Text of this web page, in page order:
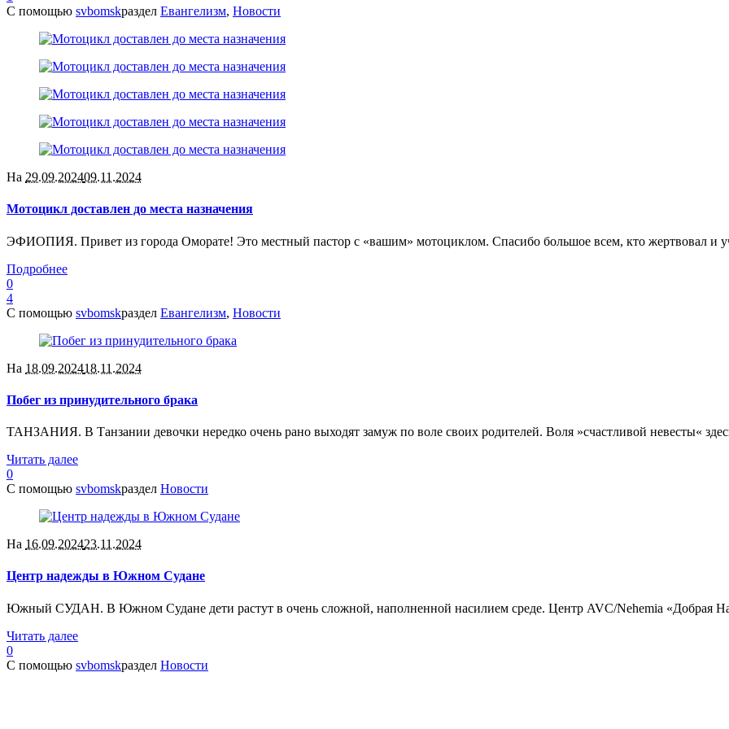
С помощью svbomskраздел Евангелизм, Новости
На 29.09.202409.11.2024
Мотоцикл доставлен до места назначения
ЭФИОПИЯ. Привет из города Оморате! Это местный пастор с «вашим» мотоциклом. Спасибо большое всем, кто жертвовал и
Подробнее
0
4
С помощью svbomskраздел Евангелизм, Новости
На 18.09.202418.11.2024
Побег из принудительного брака
ТАНЗАНИЯ. В Танзании девочки нередко очень рано выходят замуж по воле своих родителей. Воля »счастливой невесты«
Читать далее
0
С помощью svbomskраздел Новости
На 16.09.202423.11.2024
Центр надежды в Южном Судане
Южный СУДАН. В Южном Судане дети растут в очень сложной, наполненной насилием среде. Центр AVC/Nehemia «Добрая
Читать далее
0
С помощью svbomskраздел Новости